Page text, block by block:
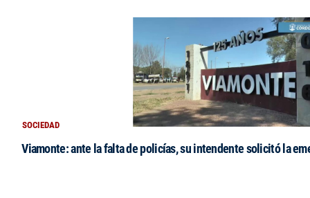
SOCIEDAD
Viamonte: ante la falta de policías, su intendente solicitó la